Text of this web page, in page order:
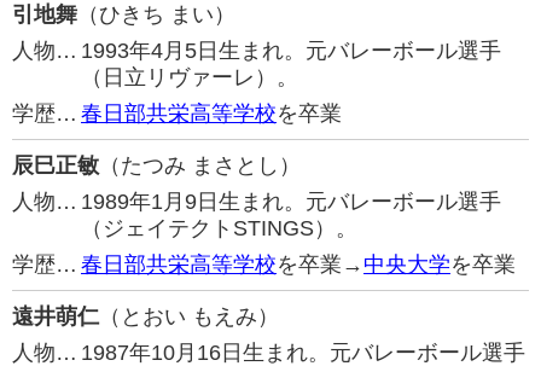
引地舞 （ひきち まい）
人物… 1993年4月5日生まれ。元バレーボール選手
（日立リヴァーレ）。
学歴… 春日部共栄高等学校を卒業
辰巳正敏 （たつみ まさとし）
人物… 1989年1月9日生まれ。元バレーボール選手
（ジェイテクトSTINGS）。
学歴… 春日部共栄高等学校を卒業→ 中央大学を卒業
遠井萌仁（とおい もえみ）
人物… 1987年10月16日生まれ。元バレーボール選手